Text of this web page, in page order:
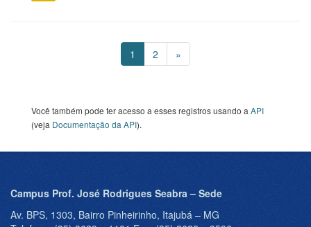
1 2 »
Você também pode ter acesso a esses registros usando a API
(veja Documentação da API).
Campus Prof. José Rodrigues Seabra – Sede
Av. BPS, 1303, Bairro Pinheirinho, Itajubá – MG